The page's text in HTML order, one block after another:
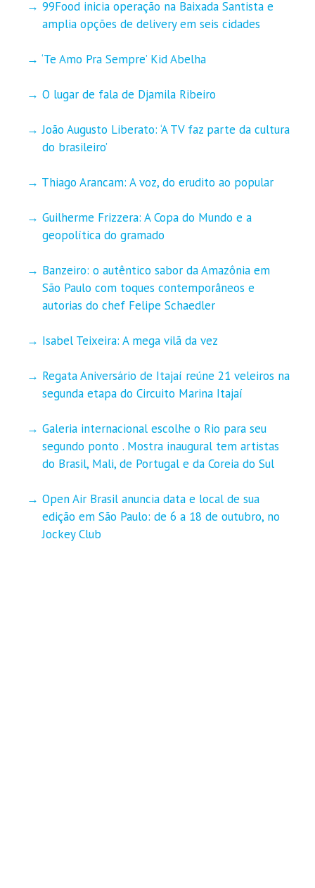
99Food inicia operação na Baixada Santista e
amplia opções de delivery em seis cidades
‘Te Amo Pra Sempre’ Kid Abelha
O lugar de fala de Djamila Ribeiro
João Augusto Liberato: ‘A TV faz parte da cultura
do brasileiro’
Thiago Arancam: A voz, do erudito ao popular
Guilherme Frizzera: A Copa do Mundo e a
geopolítica do gramado
Banzeiro: o autêntico sabor da Amazônia em
São Paulo com toques contemporâneos e
autorias do chef Felipe Schaedler
Isabel Teixeira: A mega vilã da vez
Regata Aniversário de Itajaí reúne 21 veleiros na
segunda etapa do Circuito Marina Itajaí
Galeria internacional escolhe o Rio para seu
segundo ponto . Mostra inaugural tem artistas
do Brasil, Mali, de Portugal e da Coreia do Sul
Open Air Brasil anuncia data e local de sua
edição em São Paulo: de 6 a 18 de outubro, no
Jockey Club